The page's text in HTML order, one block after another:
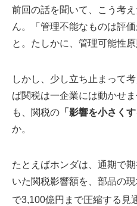
前回の話を聞いて、こう考
ん。「管理不能なものは評
と。たしかに、管理可能性
しかし、少し立ち止まって
ば関税は一企業には動かせ
も、関税の 「影響を小さくす
か。
たとえばホンダは、通期で
いた関税影響額を、部品の
で3,100億円まで圧縮する見